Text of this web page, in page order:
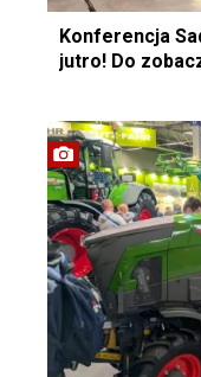
Konferencja
jutro! Do